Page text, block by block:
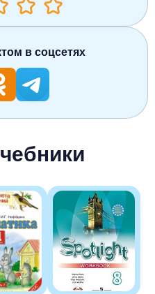
в соцсетях